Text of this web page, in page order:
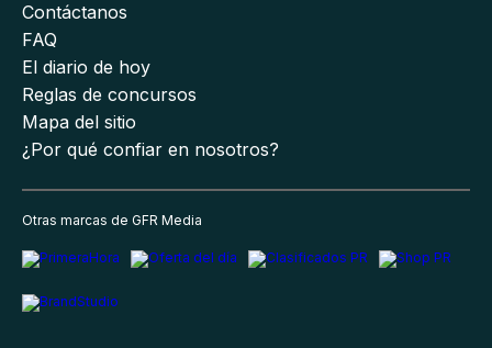
Contáctanos
FAQ
El diario de hoy
Reglas de concursos
Mapa del sitio
¿Por qué confiar en nosotros?
Otras marcas de GFR Media